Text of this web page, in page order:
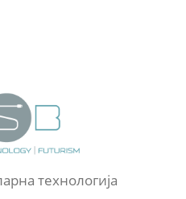
технологија